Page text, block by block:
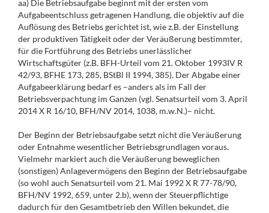
aa) Die Betriebsaufgabe beginnt mit der ersten vom
Aufgabeentschluss getragenen Handlung, die objektiv auf die
Auflösung des Betriebs gerichtet ist, wie z.B. der Einstellung
der produktiven Tätigkeit oder der Veräußerung bestimmter,
für die Fortführung des Betriebs unerlässlicher
Wirtschaftsgüter (z.B. BFH-Urteil vom 21. Oktober 1993IV R
42/93, BFHE 173, 285, BStBl II 1994, 385). Der Abgabe einer
Aufgabeerklärung bedarf es –anders als im Fall der
Betriebsverpachtung im Ganzen (vgl. Senatsurteil vom 3. April
2014 X R 16/10, BFH/NV 2014, 1038, m.w.N.)– nicht.
Der Beginn der Betriebsaufgabe setzt nicht die Veräußerung
oder Entnahme wesentlicher Betriebsgrundlagen voraus.
Vielmehr markiert auch die Veräußerung beweglichen
(sonstigen) Anlagevermögens den Beginn der Betriebsaufgabe
(so wohl auch Senatsurteil vom 21. Mai 1992 X R 77-78/90,
BFH/NV 1992, 659, unter 2.b), wenn der Steuerpflichtige
dadurch für den Gesamtbetrieb den Willen bekundet, die